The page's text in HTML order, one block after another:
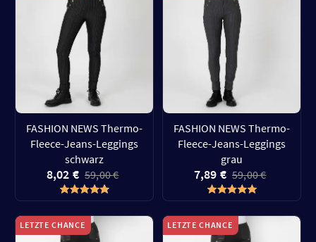
FASHION NEWS Thermo-
Fleece-Jeans-Leggings
schwarz
8,02 € 59,00 €
FASHION NEWS Thermo-
Fleece-Jeans-Leggings
grau
7,89 € 59,00 €
LETZTE CHANCE LETZTE CHANCE